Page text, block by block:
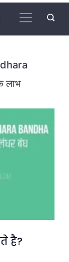
लाभ
है?